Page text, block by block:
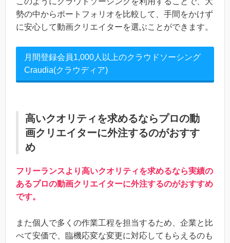
勢の中からポートフォリオを比較して、手間をかけず
に安心して動画クリエイターを選ぶことができます。
月間登録会員1,000人以上のクラウドソーシング
Craudia(クラウディア)
高いクオリティを求めるならプロの動
画クリエイターに外注するのがおすす
め
フリーランスより高いクオリティを求めるなら実績の
あるプロの動画クリエイターに外注するのがおすすめ
です。
また個人で多くの作業工程を担当するため、企業と比
べて安価で、臨機応変な変更に対応してもらえるのも